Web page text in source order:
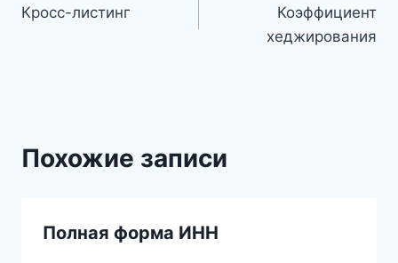
по
Кросс-листинг
Коэффициент
хеджирования
Похожие записи
Полная форма ИНН